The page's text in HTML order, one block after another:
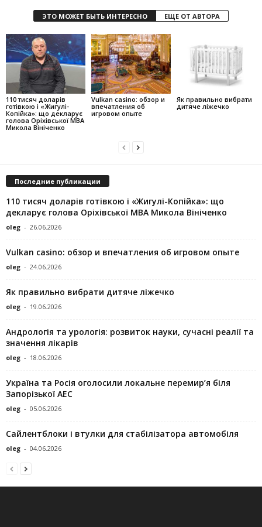
ЭТО МОЖЕТ БЫТЬ ИНТЕРЕСНО ЕЩЕ ОТ АВТОРА
110 тисяч доларів
готівкою і «Жигулі-
Копійка»: що декларує
голова Оріхівської МВА
Микола Вініченко
Vulkan casino: обзор и
впечатления об
игровом опыте
Як правильно вибрати
дитяче ліжечко
Последние публикации
110 тисяч доларів готівкою і «Жигулі-Копійка»: що
декларує голова Оріхівської МВА Микола Вініченко
oleg - 26.06.2026
Vulkan casino: обзор и впечатления об игровом опыте
oleg - 24.06.2026
Як правильно вибрати дитяче ліжечко
oleg - 19.06.2026
Андрологія та урологія: розвиток науки, сучасні реалії та
значення лікарів
oleg - 18.06.2026
Україна та Росія оголосили локальне перемир’я біля
Запорізької АЕС
oleg - 05.06.2026
Сайлентблоки і втулки для стабілізатора автомобіля
oleg - 04.06.2026